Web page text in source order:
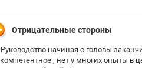
Отрицательные стороны
Руководство начиная с головы
, нет у многих опыты в